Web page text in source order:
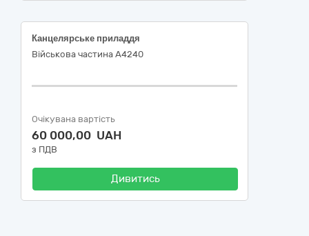
Канцелярське приладдя
Військова частина А4240
Очікувана вартість
60 000,00 UAH
з ПДВ
Дивитись